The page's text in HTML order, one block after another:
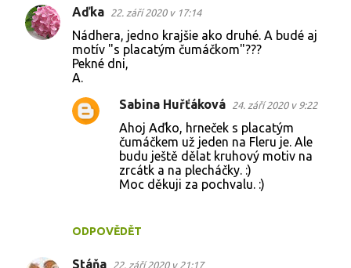
e
Aďka 22. září 2020 v 17:14
Nádhera, jedno krajšie ako druhé. A budé aj
motív "s placatým čumáčkom"???
Pekné dni,
A.
ODPOVĚDĚT
Sabina Huřťáková 24. září 2020 v 9:22
Ahoj Aďko, hrneček s placatým
čumáčkem už jeden na Fleru je. Ale
budu ještě dělat kruhový motiv na
zrcátk a na plecháčky. :)
Moc děkuji za pochvalu. :)
Stáňa 22. září 2020 v 21:17